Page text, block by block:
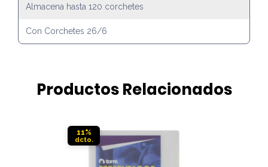
Almacena hasta 120 corchetes
Con Corchetes 26/6
Productos Relacionados
11%